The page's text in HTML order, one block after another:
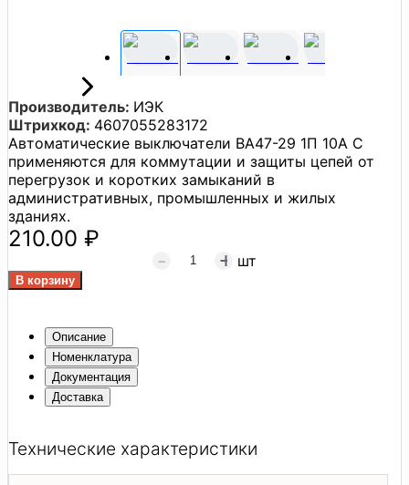
Производитель: ИЭК
Штрихкод: 4607055283172
Автоматические выключатели BA47-29 1П 10A С
применяются для коммутации и защиты цепей от
перегрузок и коротких замыканий в
административных, промышленных и жилых
зданиях.
210.00 ₽
шт
Описание
Номенклатура
Документация
Доставка
Технические характеристики